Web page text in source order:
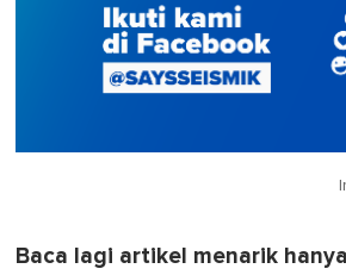
Baca lagi artikel menarik